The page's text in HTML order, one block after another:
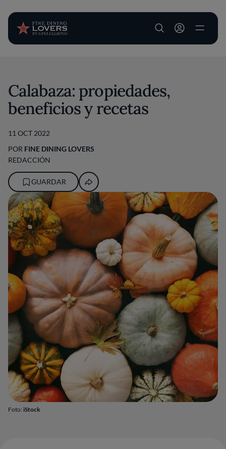
User account
Foto: iStock
Calabaza: propiedades,
beneficios y recetas
11 OCT 2022
POR FINE DINING LOVERS
REDACCIÓN
GUARDAR